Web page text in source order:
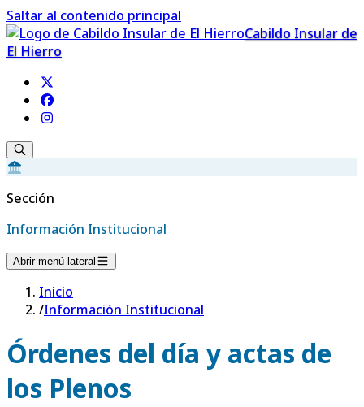
Saltar al contenido principal
Cabildo Insular de
El Hierro
Sección
Información Institucional
Abrir menú lateral
Inicio
/Información Institucional
Órdenes del día y actas de
los Plenos